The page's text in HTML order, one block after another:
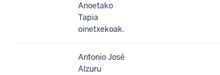
Anoetako
Tapia
oinetxekoak.
Antonio José
Alzuru